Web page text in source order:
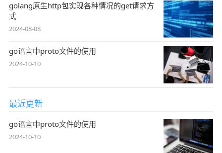
golang原生http包实现各种情况的get请求方
式
2024-08-08
go语言中proto文件的使用
2024-10-10
最近更新
go语言中proto文件的使用
2024-10-10